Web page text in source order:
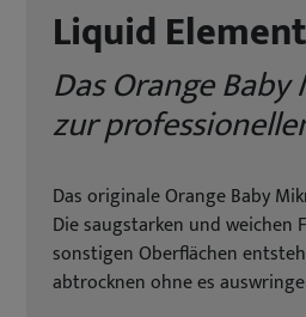
Liquid
Das Orange
zur
Das originale Orange Baby
Die saugstarken und weichen
sonstigen Oberflächen
abtrocknen ohne es